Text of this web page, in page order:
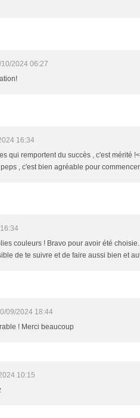
2024 06:27
16:34
qui remportent du succès , c'est mérité
, c'est bien agréable pour
couleurs ! Bravo pour avoir été
de te suivre et de faire aussi bien et
09/2024 18:44
! Merci beaucoup
10:15